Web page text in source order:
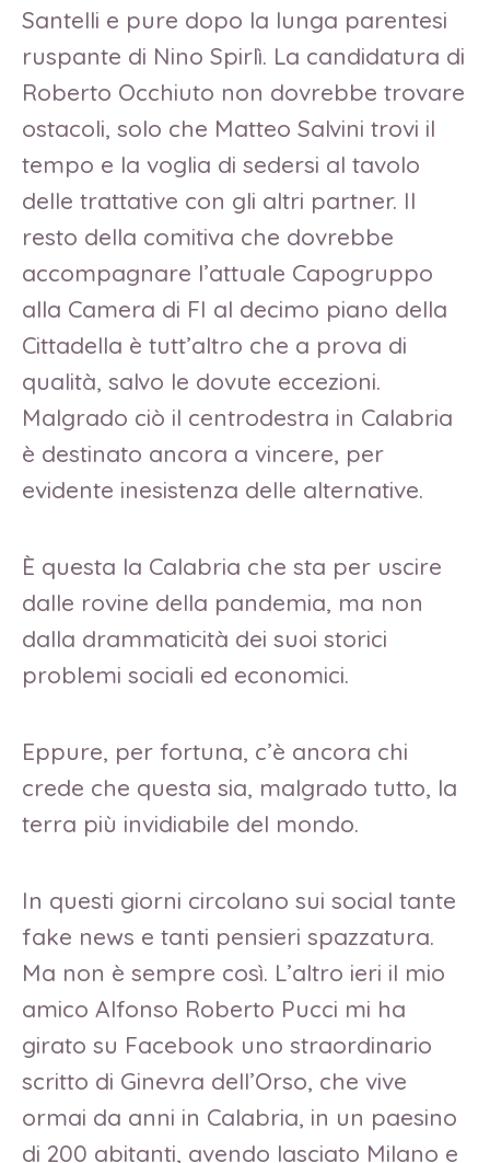
Santelli e pure dopo la lunga parentesi
ruspante di Nino Spirlì. La candidatura di
Roberto Occhiuto non dovrebbe trovare
ostacoli, solo che Matteo Salvini trovi il
tempo e la voglia di sedersi al tavolo
delle trattative con gli altri partner. Il
resto della comitiva che dovrebbe
accompagnare l’attuale Capogruppo
alla Camera di FI al decimo piano della
Cittadella è tutt’altro che a prova di
qualità, salvo le dovute eccezioni.
Malgrado ciò il centrodestra in Calabria
è destinato ancora a vincere, per
evidente inesistenza delle alternative.
È questa la Calabria che sta per uscire
dalle rovine della pandemia, ma non
dalla drammaticità dei suoi storici
problemi sociali ed economici.
Eppure, per fortuna, c’è ancora chi
crede che questa sia, malgrado tutto, la
terra più invidiabile del mondo.
In questi giorni circolano sui social tante
fake news e tanti pensieri spazzatura.
Ma non è sempre così. L’altro ieri il mio
amico Alfonso Roberto Pucci mi ha
girato su Facebook uno straordinario
scritto di Ginevra dell’Orso, che vive
ormai da anni in Calabria, in un paesino
di 200 abitanti, avendo lasciato Milano e